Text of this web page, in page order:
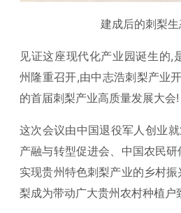
建成后的刺梨
见证这座现代化产业园诞生的
州隆重召开,由中志浩刺梨产业
的首届刺梨产业高质量发展大会!
这次会议由中国退役军人创业
产融与转型促进会、中国农民
实现贵州特色刺梨产业的乡村
梨成为带动广大贵州农村种植户